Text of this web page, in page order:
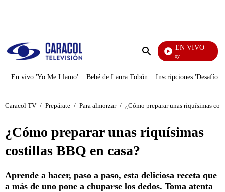
Enviar
EN VIVO
La Finca De Hoy
En vivo 'Yo Me Llamo' Bebé de Laura Tobón Inscripciones 'Desafío'
Caracol TV / Prepárate / Para almorzar / ¿Cómo preparar unas riquísimas
¿Cómo preparar unas riquísimas
costillas BBQ en casa?
Aprende a hacer, paso a paso, esta deliciosa receta que
a más de uno pone a chuparse los dedos. Toma atenta